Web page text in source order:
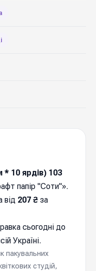
10 ярдів) 103
папір "Соти"».
від 207 ₴ за
cьогодні до
Україні.
пакувальних
студій,